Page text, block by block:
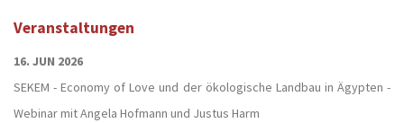
Veranstaltungen
16. JUN 2026
SEKEM - Economy of Love und der ökologische Landbau in Ägypten -
Webinar mit Angela Hofmann und Justus Harm